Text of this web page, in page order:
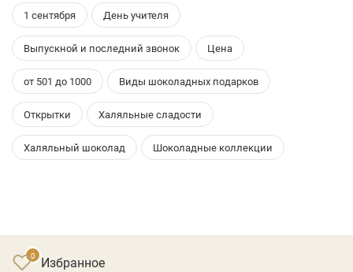
1 сентября День учителя
Выпускной и последний звонок Цена
от 501 до 1000 Виды шоколадных подарков
Открытки Халяльные сладости
Халяльный шоколад Шоколадные коллекции
Избранное